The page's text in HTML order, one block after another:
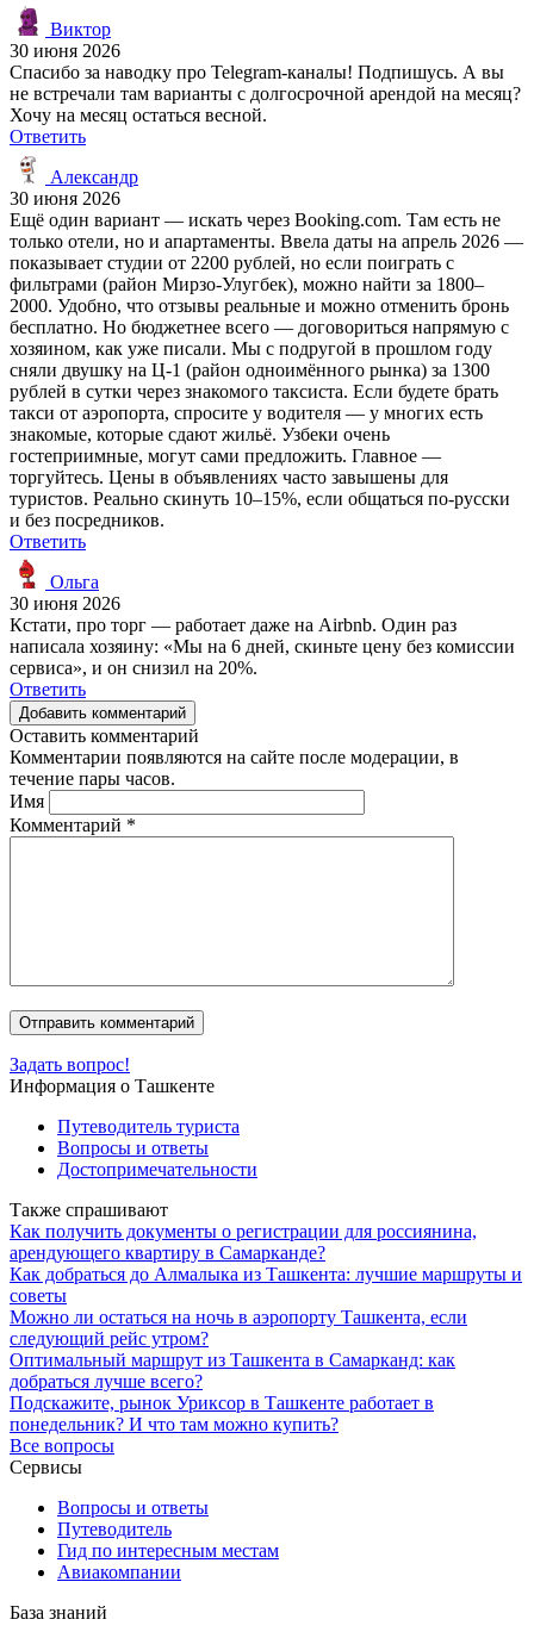
Виктор
30 июня 2026
Спасибо за наводку про Telegram-каналы! Подпишусь. А вы
не встречали там варианты с долгосрочной арендой на месяц?
Хочу на месяц остаться весной.
Ответить
Александр
30 июня 2026
Ещё один вариант — искать через Booking.com. Там есть не
только отели, но и апартаменты. Ввела даты на апрель 2026 —
показывает студии от 2200 рублей, но если поиграть с
фильтрами (район Мирзо-Улугбек), можно найти за 1800–
2000. Удобно, что отзывы реальные и можно отменить бронь
бесплатно. Но бюджетнее всего — договориться напрямую с
хозяином, как уже писали. Мы с подругой в прошлом году
сняли двушку на Ц-1 (район одноимённого рынка) за 1300
рублей в сутки через знакомого таксиста. Если будете брать
такси от аэропорта, спросите у водителя — у многих есть
знакомые, которые сдают жильё. Узбеки очень
гостеприимные, могут сами предложить. Главное —
торгуйтесь. Цены в объявлениях часто завышены для
туристов. Реально скинуть 10–15%, если общаться по-русски
и без посредников.
Ответить
Ольга
30 июня 2026
Кстати, про торг — работает даже на Airbnb. Один раз
написала хозяину: «Мы на 6 дней, скиньте цену без комиссии
сервиса», и он снизил на 20%.
Ответить
Добавить комментарий
Оставить комментарий
Комментарии появляются на сайте после модерации, в
течение пары часов.
Имя
Комментарий *
Задать вопрос!
Информация о Ташкенте
Путеводитель туриста
Вопросы и ответы
Достопримечательности
Также спрашивают
Как получить документы о регистрации для россиянина,
арендующего квартиру в Самарканде?
Как добраться до Алмалыка из Ташкента: лучшие маршруты и
советы
Можно ли остаться на ночь в аэропорту Ташкента, если
следующий рейс утром?
Оптимальный маршрут из Ташкента в Самарканд: как
добраться лучше всего?
Подскажите, рынок Уриксор в Ташкенте работает в
понедельник? И что там можно купить?
Все вопросы
Сервисы
Вопросы и ответы
Путеводитель
Гид по интересным местам
Авиакомпании
База знаний